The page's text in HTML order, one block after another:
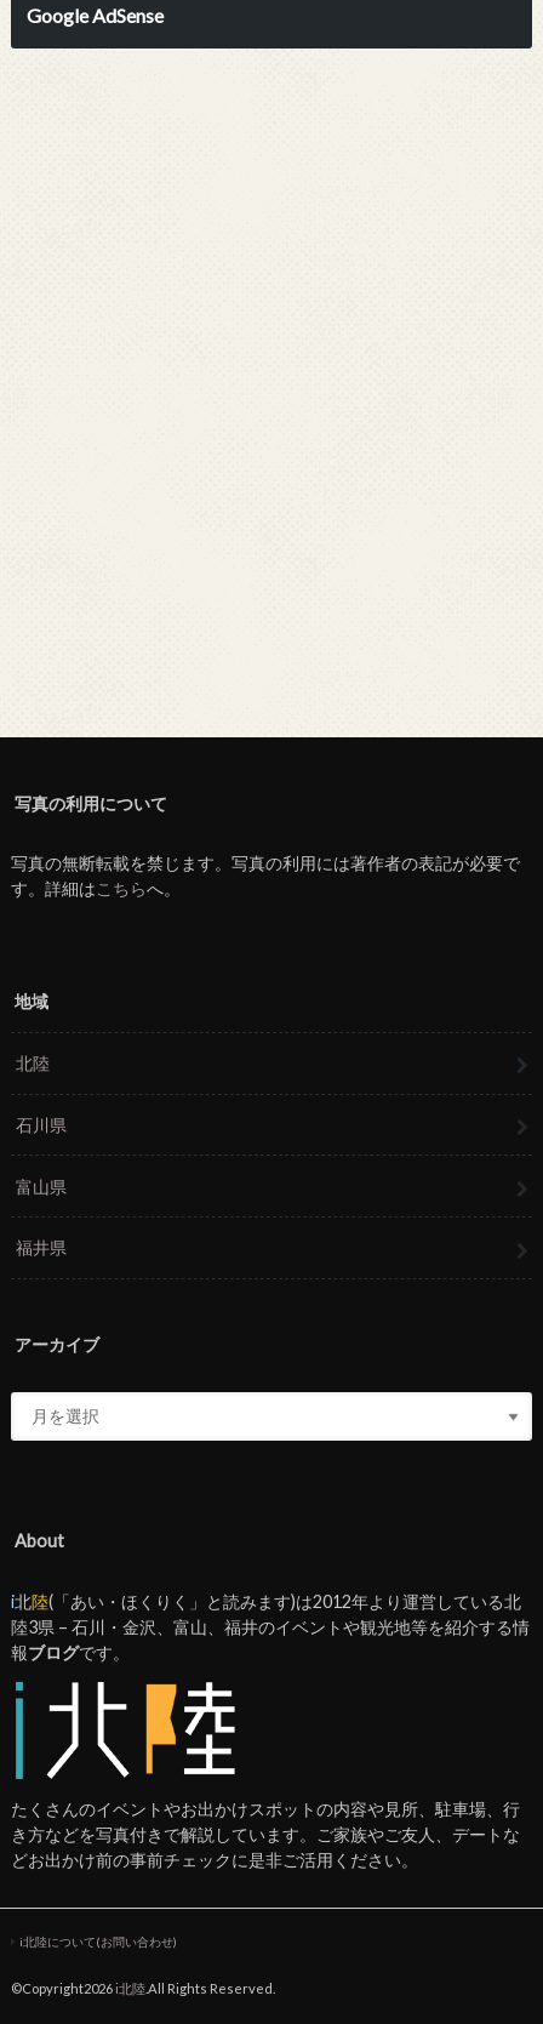
Google AdSense
写真の利用について
写真の無断転載を禁じます。写真の利用には著作者の表記が必要で
す。詳細はこちらへ。
地域
北陸
石川県
富山県
福井県
アーカイブ
About
i北陸(「あい・ほくりく」と読みます)は2012年より運営している北
陸3県 – 石川・金沢、富山、福井のイベントや観光地等を紹介する情
報ブログです。
たくさんのイベントやお出かけスポットの内容や見所、駐車場、行
き方などを写真付きで解説しています。ご家族やご友人、デートな
どお出かけ前の事前チェックに是非ご活用ください。
i北陸について(お問い合わせ)
©Copyright2026i北陸.All Rights Reserved.